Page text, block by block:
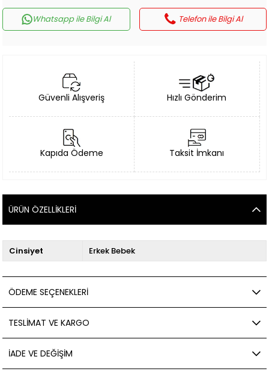
Whatsapp ile Bilgi Al Telefon ile Bilgi Al
Güvenli Alışveriş Hızlı Gönderim
Kapıda Ödeme Taksit İmkanı
ÜRÜN ÖZELLIKLERI
Cinsiyet Erkek Bebek
ÖDEME SEÇENEKLERI
TESLIMAT VE KARGO
İADE VE DEĞIŞIM